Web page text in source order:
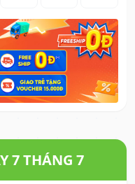
7 THÁNG 7